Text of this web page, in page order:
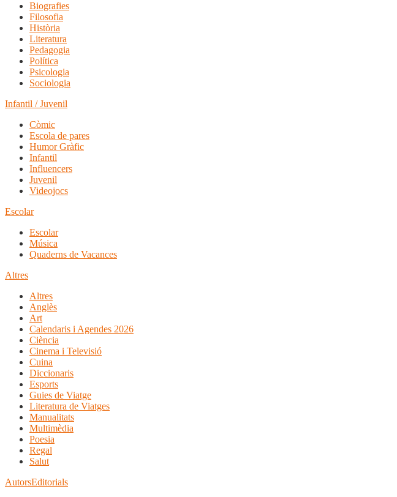
Biografies
Filosofia
Història
Literatura
Pedagogia
Política
Psicologia
Sociologia
Infantil / Juvenil
Còmic
Escola de pares
Humor Gràfic
Infantil
Influencers
Juvenil
Videojocs
Escolar
Escolar
Música
Quaderns de Vacances
Altres
Altres
Anglès
Art
Calendaris i Agendes 2026
Ciència
Cinema i Televisió
Cuina
Diccionaris
Esports
Guies de Viatge
Literatura de Viatges
Manualitats
Multimèdia
Poesia
Regal
Salut
AutorsEditorials